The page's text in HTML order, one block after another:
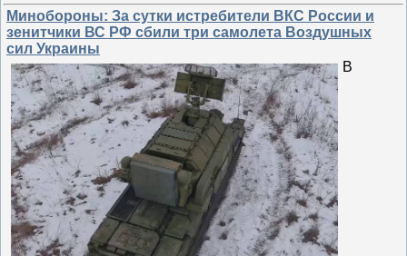
Минобороны: За сутки истребители ВКС России и
зенитчики ВС РФ сбили три самолета Воздушных
сил Украины
В